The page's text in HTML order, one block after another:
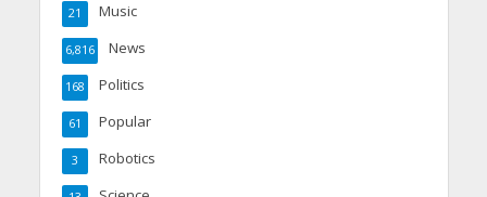
Music
21
News
6,816
Politics
168
Popular
61
Robotics
3